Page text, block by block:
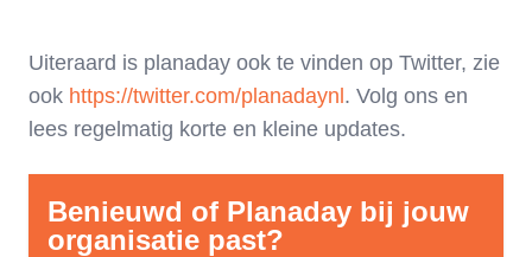
Uiteraard is planaday ook te vinden op Twitter, zie
ook https://twitter.com/planadaynl . Volg ons en
lees regelmatig korte en kleine updates.
Benieuwd of Planaday bij jouw
organisatie past?